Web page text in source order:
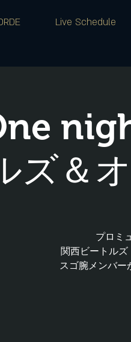
Live Schedule
ズ＆
プロミ
関西ビートルズ
スゴ腕メンバー